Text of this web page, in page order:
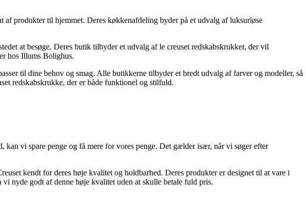
produkter til hjemmet. Deres køkkenafdeling byder på et udvalg af luksuriøse
at besøge. Deres butik tilbyder et udvalg af le creuset redskabskrukker, der vil
hos Illums Bolighus.
til dine behov og smag. Alle butikkerne tilbyder et bredt udvalg af farver og modeller, så
redskabskrukke, der er både funktionel og stilfuld.
vi spare penge og få mere for vores penge. Det gælder især, når vi søger efter
kendt for deres høje kvalitet og holdbarhed. Deres produkter er designet til at vare i
nyde godt af denne høje kvalitet uden at skulle betale fuld pris.